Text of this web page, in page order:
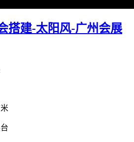
搭建-太阳风-广州会展